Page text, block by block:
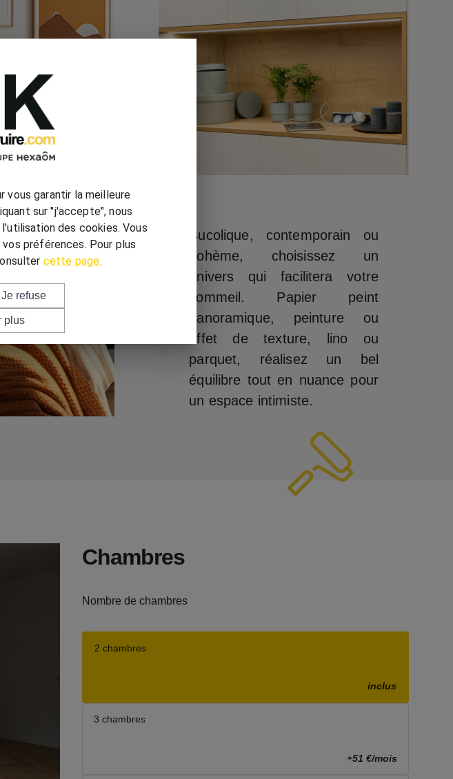
Bucolique, contemporain ou
bohème, choisissez un
univers qui facilitera votre
sommeil. Papier peint
panoramique, peinture ou
effet de texture, lino ou
parquet, réalisez un bel
équilibre tout en nuance pour
un espace intimiste.
Chambres
Nombre de chambres
2 chambres
inclus
3 chambres
+51 €/mois
vous garantir la meilleure
sur "j'accepte", nous
des cookies. Vous
préférences. Pour plus
cette page.
Je refuse
plus